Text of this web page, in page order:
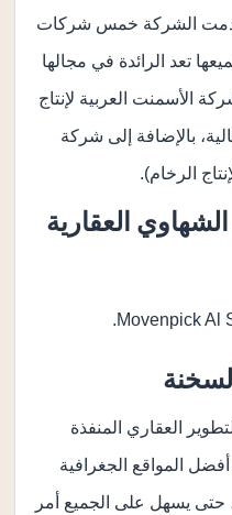
فقدمت الشركة خمس شركات
تعد الرائدة في مجالها
الأسمنت العربية لإنتاج
بالإضافة إلى شركة
الرخام).
العقارية
العقاري المنفذة
المواقع الجغرافية
حتى يسهل على الجميع أمر